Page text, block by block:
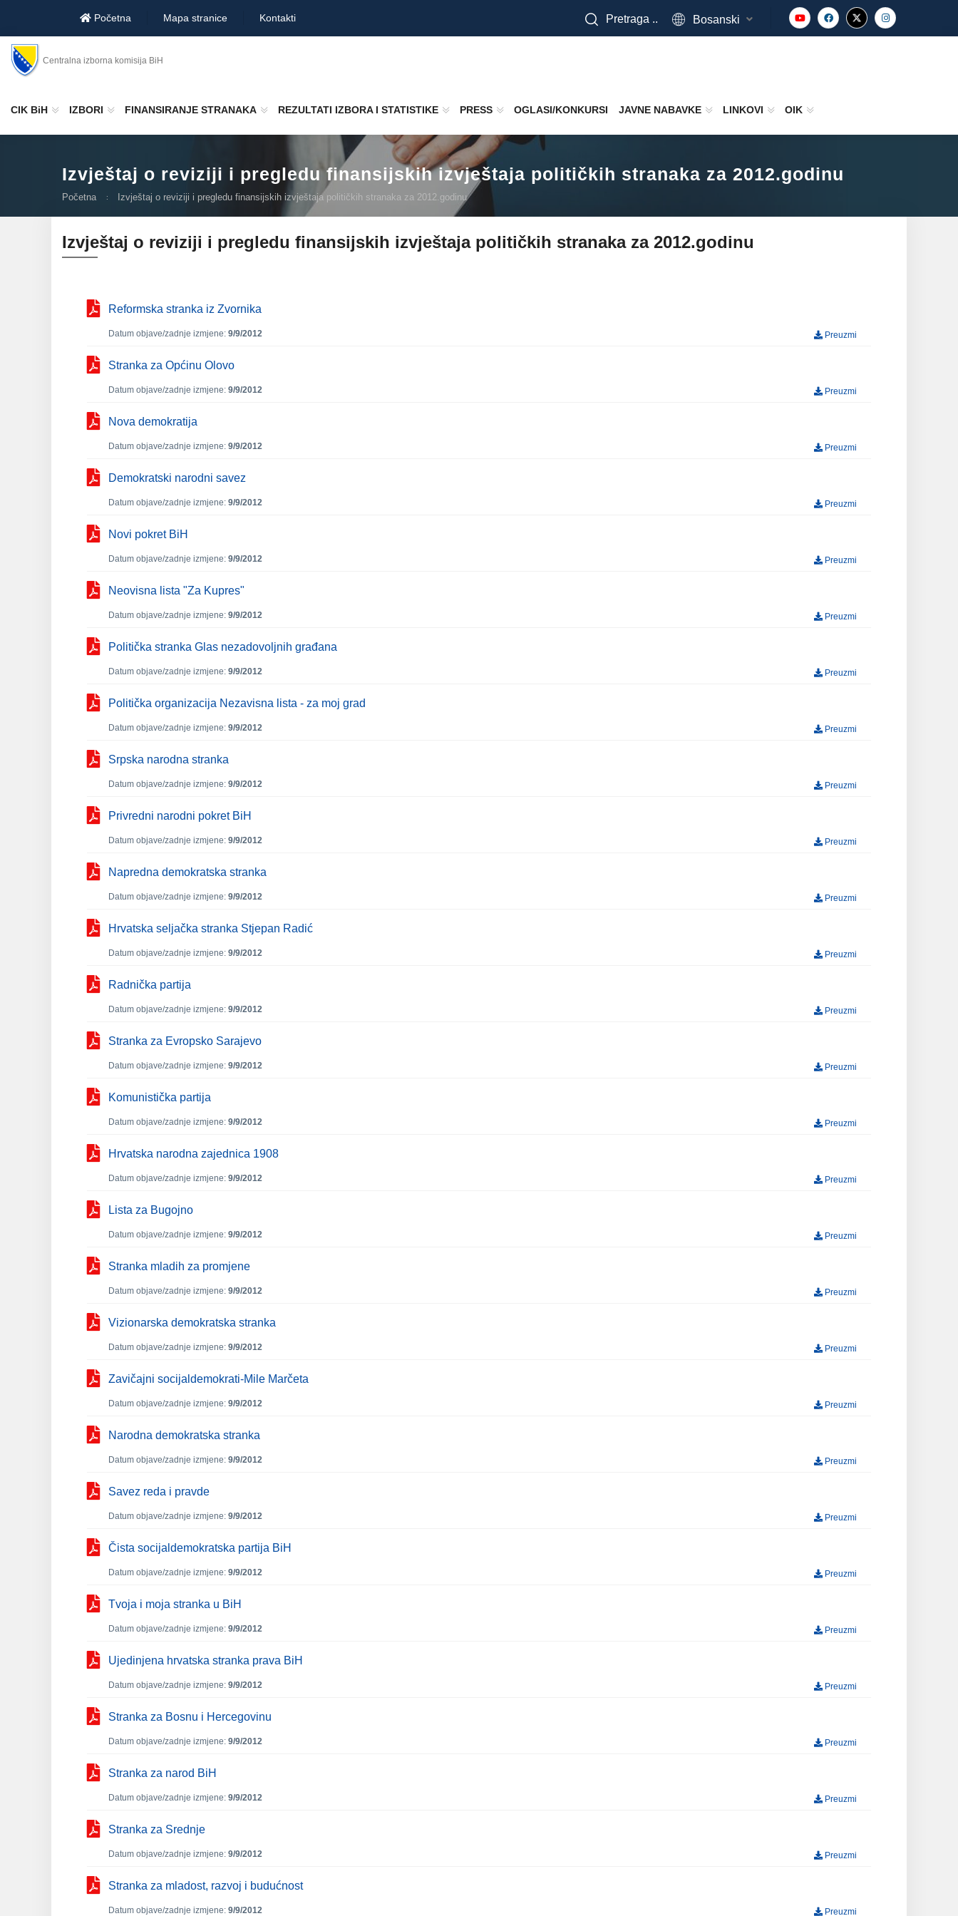
Početna Mapa stranice Kontakti Pretraga .. Bosanski
Centralna izborna komisija BiH
CIK BiH IZBORI FINANSIRANJE STRANAKA REZULTATI IZBORA I STATISTIKE PRESS OGLASI/KONKURSI JAVNE NABAVKE LINKOVI OIK
Izvještaj o reviziji i pregledu finansijskih izvještaja političkih stranaka za 2012.godinu
Početna Izvještaj o reviziji i pregledu finansijskih izvještaja političkih stranaka za 2012.godinu
Izvještaj o reviziji i pregledu finansijskih izvještaja političkih stranaka za 2012.godinu
Reformska stranka iz Zvornika
Datum objave/zadnje izmjene: 9/9/2012 Preuzmi
Stranka za Općinu Olovo
Datum objave/zadnje izmjene: 9/9/2012 Preuzmi
Nova demokratija
Datum objave/zadnje izmjene: 9/9/2012 Preuzmi
Demokratski narodni savez
Datum objave/zadnje izmjene: 9/9/2012 Preuzmi
Novi pokret BiH
Datum objave/zadnje izmjene: 9/9/2012 Preuzmi
Neovisna lista "Za Kupres"
Datum objave/zadnje izmjene: 9/9/2012 Preuzmi
Politička stranka Glas nezadovoljnih građana
Datum objave/zadnje izmjene: 9/9/2012 Preuzmi
Politička organizacija Nezavisna lista - za moj grad
Datum objave/zadnje izmjene: 9/9/2012 Preuzmi
Srpska narodna stranka
Datum objave/zadnje izmjene: 9/9/2012 Preuzmi
Privredni narodni pokret BiH
Datum objave/zadnje izmjene: 9/9/2012 Preuzmi
Napredna demokratska stranka
Datum objave/zadnje izmjene: 9/9/2012 Preuzmi
Hrvatska seljačka stranka Stjepan Radić
Datum objave/zadnje izmjene: 9/9/2012 Preuzmi
Radnička partija
Datum objave/zadnje izmjene: 9/9/2012 Preuzmi
Stranka za Evropsko Sarajevo
Datum objave/zadnje izmjene: 9/9/2012 Preuzmi
Komunistička partija
Datum objave/zadnje izmjene: 9/9/2012 Preuzmi
Hrvatska narodna zajednica 1908
Datum objave/zadnje izmjene: 9/9/2012 Preuzmi
Lista za Bugojno
Datum objave/zadnje izmjene: 9/9/2012 Preuzmi
Stranka mladih za promjene
Datum objave/zadnje izmjene: 9/9/2012 Preuzmi
Vizionarska demokratska stranka
Datum objave/zadnje izmjene: 9/9/2012 Preuzmi
Zavičajni socijaldemokrati-Mile Marčeta
Datum objave/zadnje izmjene: 9/9/2012 Preuzmi
Narodna demokratska stranka
Datum objave/zadnje izmjene: 9/9/2012 Preuzmi
Savez reda i pravde
Datum objave/zadnje izmjene: 9/9/2012 Preuzmi
Čista socijaldemokratska partija BiH
Datum objave/zadnje izmjene: 9/9/2012 Preuzmi
Tvoja i moja stranka u BiH
Datum objave/zadnje izmjene: 9/9/2012 Preuzmi
Ujedinjena hrvatska stranka prava BiH
Datum objave/zadnje izmjene: 9/9/2012 Preuzmi
Stranka za Bosnu i Hercegovinu
Datum objave/zadnje izmjene: 9/9/2012 Preuzmi
Stranka za narod BiH
Datum objave/zadnje izmjene: 9/9/2012 Preuzmi
Stranka za Srednje
Datum objave/zadnje izmjene: 9/9/2012 Preuzmi
Stranka za mladost, razvoj i budućnost
Datum objave/zadnje izmjene: 9/9/2012 Preuzmi